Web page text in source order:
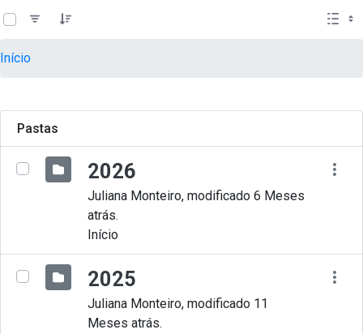
Pular para o Conteúdo principal
teste descricao
Início
Pastas
2026
Juliana Monteiro, modificado 6 Meses
atrás.
Início
2025
Juliana Monteiro, modificado 11
Meses atrás.